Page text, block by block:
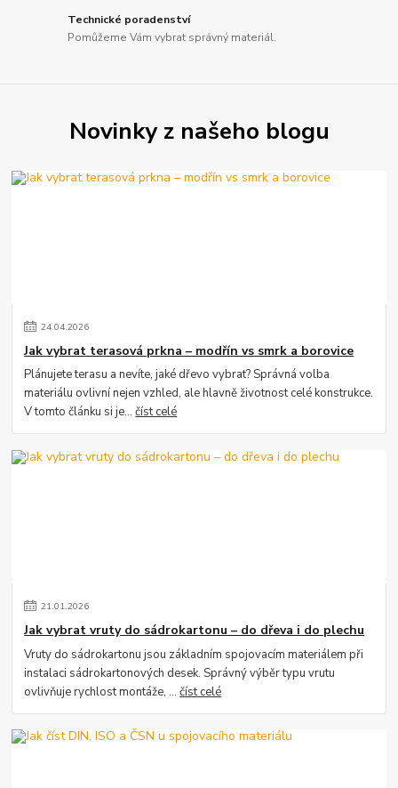
Technické poradenství
Pomůžeme Vám vybrat správný materiál.
Novinky z našeho blogu
24.04.2026
Jak vybrat terasová prkna – modřín vs smrk a borovice
Plánujete terasu a nevíte, jaké dřevo vybrat? Správná volba
materiálu ovlivní nejen vzhled, ale hlavně životnost celé konstrukce.
V tomto článku si je...číst celé
21.01.2026
Jak vybrat vruty do sádrokartonu – do dřeva i do plechu
Vruty do sádrokartonu jsou základním spojovacím materiálem při
instalaci sádrokartonových desek. Správný výběr typu vrutu
ovlivňuje rychlost montáže, ...číst celé